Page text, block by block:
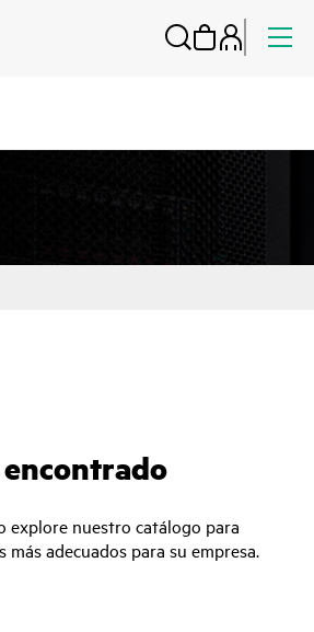
explore nuestro catálogo para
adecuados para su empresa.